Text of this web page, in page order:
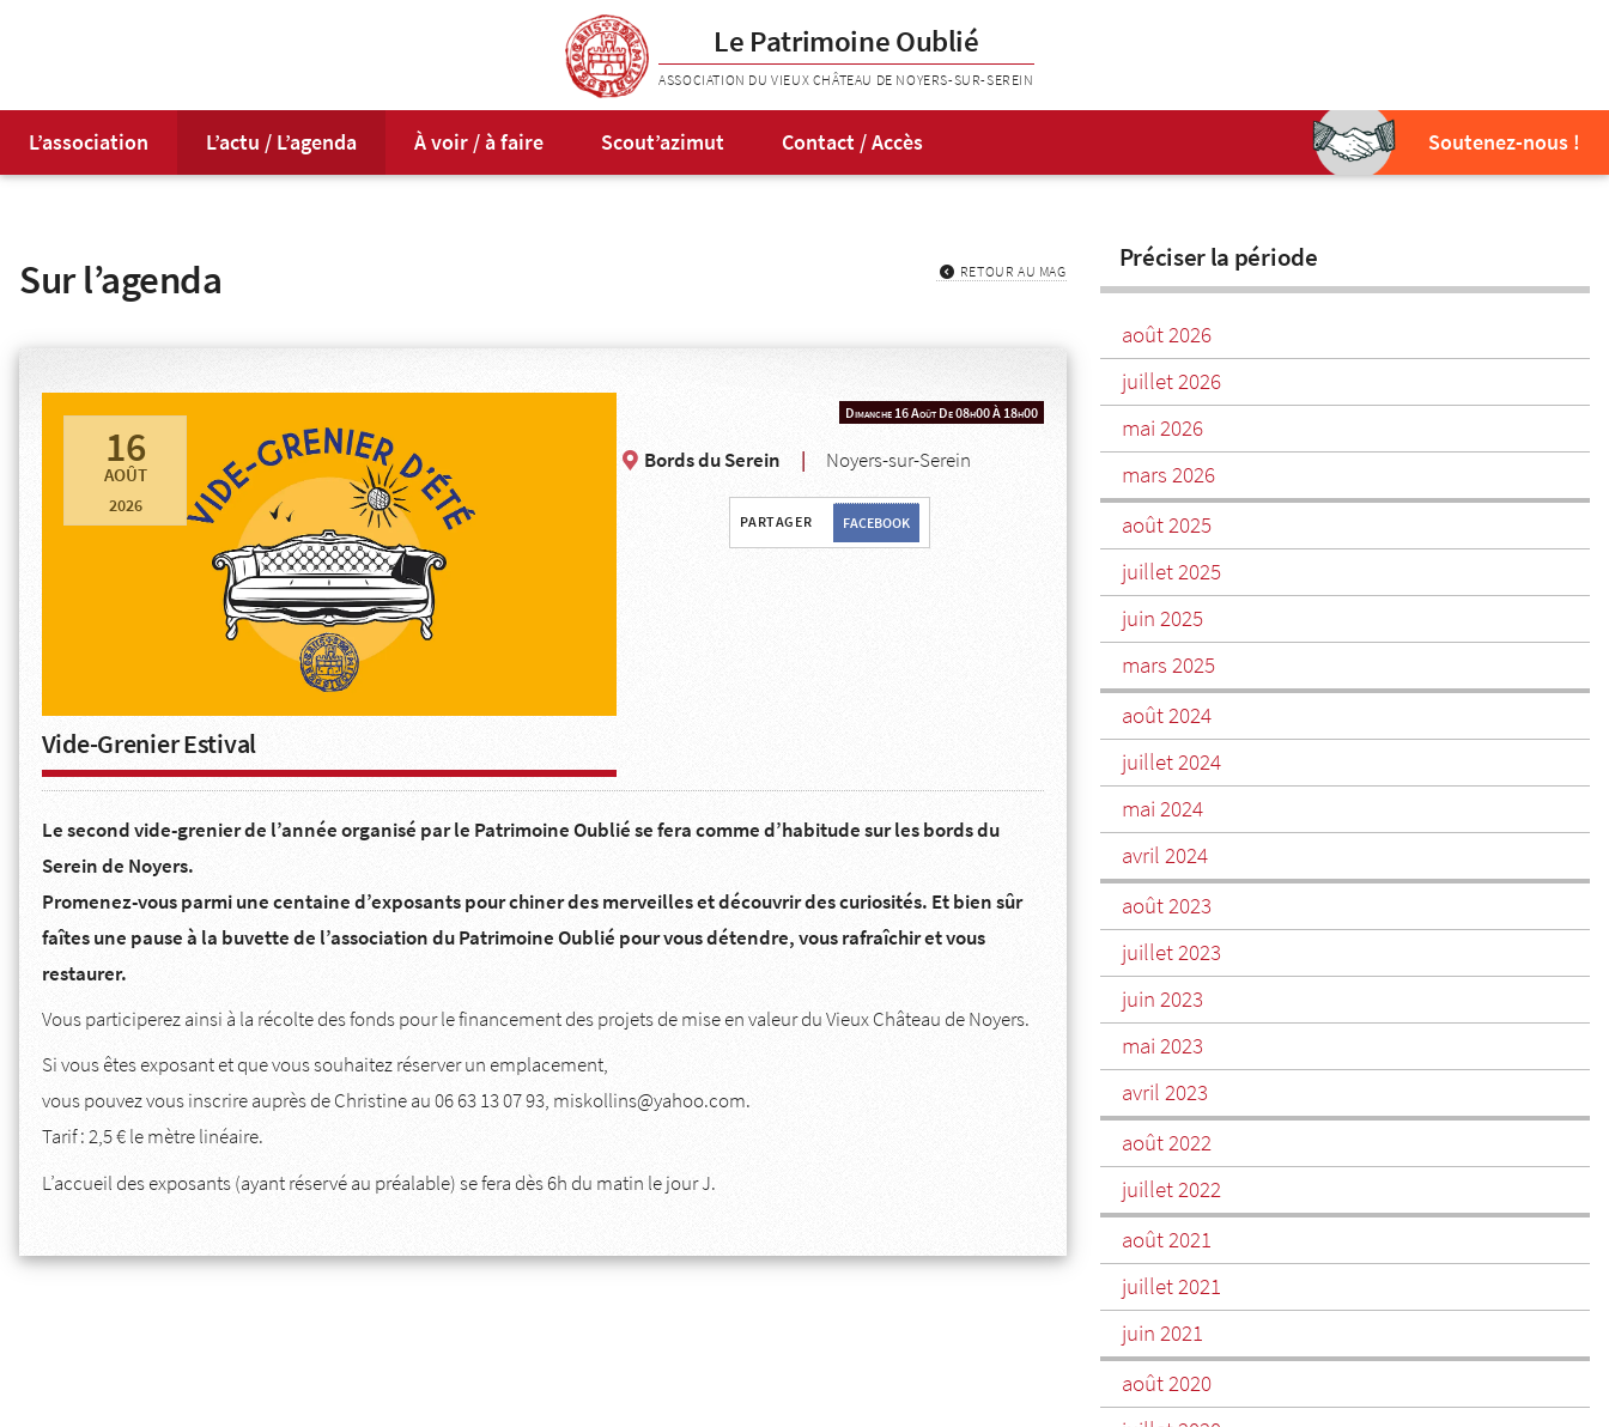
Le Patrimoine Oublié
ASSOCIATION DU VIEUX CHÂTEAU DE NOYERS-SUR-SEREIN
L’association L’actu / L’agenda À voir / à faire Scout’azimut Soutenez-nous !
Contact / Accès
Sur l’agenda RETOUR AU MAG
16
AOÛT
2026
Vide-Grenier Estival
Dimanche 16 Août De 08h00À18h00
Bords du Serein | Noyers-sur-Serein
PARTAGER FACEBOOK
Le second vide-grenier de l’année organisé par le Patrimoine Oublié se fera comme d’habitude sur les bords du
Serein de Noyers.
Promenez-vous parmi une centaine d’exposants pour chiner des merveilles et découvrir des curiosités. Et bien sûr
faîtes une pause à la buvette de l’association du Patrimoine Oublié pour vous détendre, vous rafraîchir et vous
restaurer.
Vous participerez ainsi à la récolte des fonds pour le financement des projets de mise en valeur du Vieux Château de Noyers.
Si vous êtes exposant et que vous souhaitez réserver un emplacement,
vous pouvez vous inscrire auprès de Christine au 06 63 13 07 93, miskollins@yahoo.com.
Tarif : 2,5 € le mètre linéaire.
L’accueil des exposants (ayant réservé au préalable) se fera dès 6h du matin le jour J.
Préciser la période
août 2026
juillet 2026
mai 2026
mars 2026
août 2025
juillet 2025
juin 2025
mars 2025
août 2024
juillet 2024
mai 2024
avril 2024
août 2023
juillet 2023
juin 2023
mai 2023
avril 2023
août 2022
juillet 2022
août 2021
juillet 2021
juin 2021
août 2020